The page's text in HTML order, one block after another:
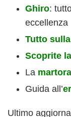
Ghiro:
eccellenza
Tutto
Scoprite
La martora
Guida all’
Ultimo